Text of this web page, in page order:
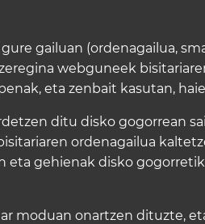
gailuan (ordenagailua,
webguneek
eta zenbait kasutan,
ditu disko gogorrean
ordenagailua
eta gehienak disko
moduan onartzen dituzte,